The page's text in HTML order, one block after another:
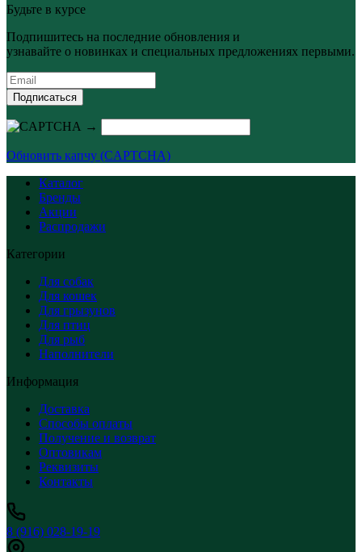
Будьте в курсе
Подпишитесь на последние обновления и
узнавайте о новинках и специальных предложениях первыми.
Подписаться
→
Обновить капчу (CAPTCHA)
Каталог
Бренды
Акции
Распродажи
Категории
Для собак
Для кошек
Для грызунов
Для птиц
Для рыб
Наполнители
Информация
Доставка
Способы оплаты
Получение и возврат
Оптовикам
Реквизиты
Контакты
8 (916) 028-19-19